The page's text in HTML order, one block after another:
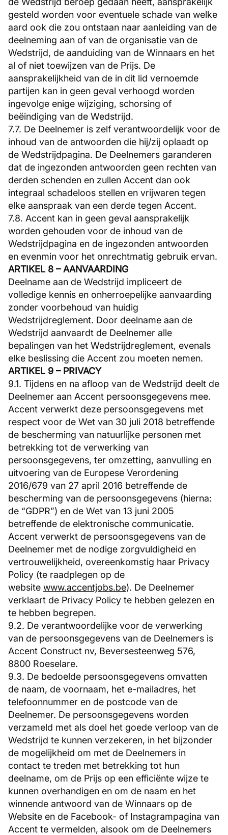
gesteld worden voor eventuele schade van welke
aard ook die zou ontstaan naar aanleiding van de
deelneming aan of van de organisatie van de
Wedstrijd, de aanduiding van de Winnaars en het
al of niet toewijzen van de Prijs. De
aansprakelijkheid van de in dit lid vernoemde
partijen kan in geen geval verhoogd worden
ingevolge enige wijziging, schorsing of
beëindiging van de Wedstrijd.
7.7. De Deelnemer is zelf verantwoordelijk voor de
inhoud van de antwoorden die hij/zij oplaadt op
de Wedstrijdpagina. De Deelnemers garanderen
dat de ingezonden antwoorden geen rechten van
derden schenden en zullen Accent dan ook
integraal schadeloos stellen en vrijwaren tegen
elke aanspraak van een derde tegen Accent.
7.8. Accent kan in geen geval aansprakelijk
worden gehouden voor de inhoud van de
Wedstrijdpagina en de ingezonden antwoorden
en evenmin voor het onrechtmatig gebruik ervan.
ARTIKEL 8 – AANVAARDING
Deelname aan de Wedstrijd impliceert de
volledige kennis en onherroepelijke aanvaarding
zonder voorbehoud van huidig
Wedstrijdreglement. Door deelname aan de
Wedstrijd aanvaardt de Deelnemer alle
bepalingen van het Wedstrijdreglement, evenals
elke beslissing die Accent zou moeten nemen.
ARTIKEL 9 – PRIVACY
9.1. Tijdens en na afloop van de Wedstrijd deelt de
Deelnemer aan Accent persoonsgegevens mee.
Accent verwerkt deze persoonsgegevens met
respect voor de Wet van 30 juli 2018 betreffende
de bescherming van natuurlijke personen met
betrekking tot de verwerking van
persoonsgegevens, ter omzetting, aanvulling en
uitvoering van de Europese Verordening
2016/679 van 27 april 2016 betreffende de
bescherming van de persoonsgegevens (hierna:
de “GDPR”) en de Wet van 13 juni 2005
betreffende de elektronische communicatie.
Accent verwerkt de persoonsgegevens van de
Deelnemer met de nodige zorgvuldigheid en
vertrouwelijkheid, overeenkomstig haar Privacy
Policy (te raadplegen op de
website www.accentjobs.be). De Deelnemer
verklaart de Privacy Policy te hebben gelezen en
te hebben begrepen.
9.2. De verantwoordelijke voor de verwerking
van de persoonsgegevens van de Deelnemers is
Accent Construct nv, Beversesteenweg 576,
8800 Roeselare.
9.3. De bedoelde persoonsgegevens omvatten
de naam, de voornaam, het e-mailadres, het
telefoonnummer en de postcode van de
Deelnemer. De persoonsgegevens worden
verzameld met als doel het goede verloop van de
Wedstrijd te kunnen verzekeren, in het bijzonder
de mogelijkheid om met de Deelnemers in
contact te treden met betrekking tot hun
deelname, om de Prijs op een efficiënte wijze te
kunnen overhandigen en om de naam en het
winnende antwoord van de Winnaars op de
Website en de Facebook- of Instagrampagina van
Accent te vermelden, alsook om de Deelnemers